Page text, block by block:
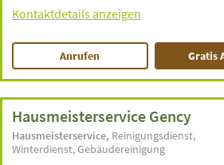
Kontaktdetails anzeigen
Anrufen Gratis
Hausmeisterservice Gency
Hausmeisterservice Reinigungsdienst
Winterdienst Gebäudereinigung